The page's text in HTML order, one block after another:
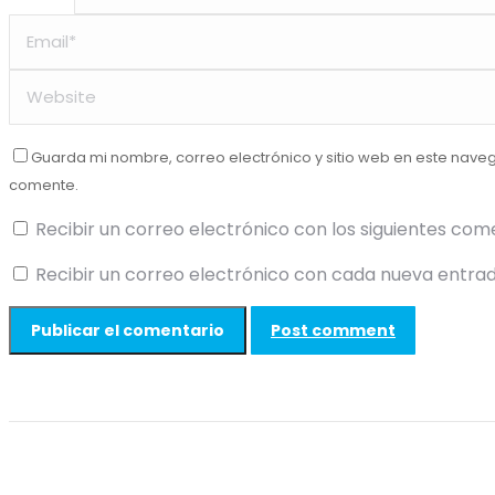
Guarda mi nombre, correo electrónico y sitio web en este
comente.
Recibir un correo electrónico con los siguientes
Recibir un correo electrónico con cada nueva
Post comment